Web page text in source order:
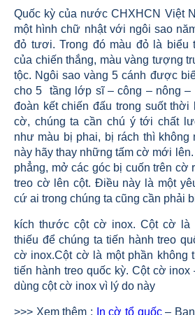
Quốc kỳ của nước CHXHCN Việt
một hình chữ nhật với ngôi sao
đỏ tươi. Trong đó màu đỏ là biểu
của chiến thắng, màu vàng tượng
tộc. Ngôi sao vàng 5 cánh được
cho 5 tầng lớp sĩ – công – nông
đoàn kết chiến đấu trong suốt thời
cờ, chúng ta cần chú ý tới chất
như màu bị phai, bị rách thì không
này hãy thay những tấm cờ mới
phẳng, mở các góc bị cuốn trên cờ
treo cờ lên cột. Điều này là một
cứ ai trong chúng ta cũng cần phải
kích thước cột cờ inox. Cột cờ là
thiếu để chúng ta tiến hành treo
cờ inox.Cột cờ là một phần không
tiến hành treo quốc kỳ. Cột cờ inox
dùng cột cờ inox vì lý do này
>>> Xem thêm : In cờ tổ quốc– Bạn